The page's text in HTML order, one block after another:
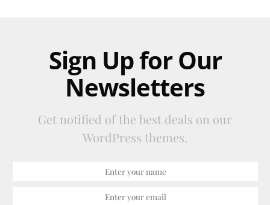
Sign Up for Our
Newsletters
Get notified of the best deals on our
WordPress themes.